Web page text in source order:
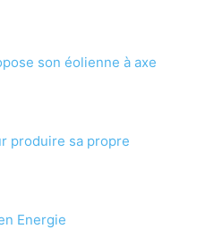
son éolienne à axe
produire sa propre
Energie